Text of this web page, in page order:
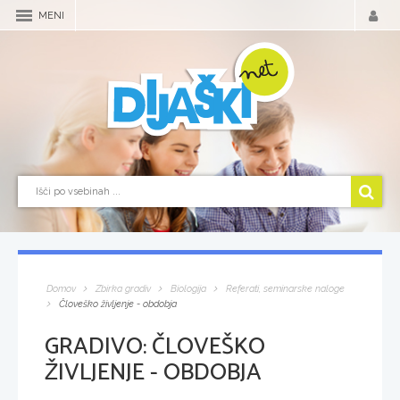
MENI
Domov Zbirka gradiv Biologija
Referati, seminarske naloge
Človeško življenje - obdobja
GRADIVO:ČLOVEŠKO
ŽIVLJENJE - OBDOBJA